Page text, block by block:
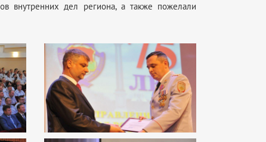
внутренних дел региона, а также пожелали